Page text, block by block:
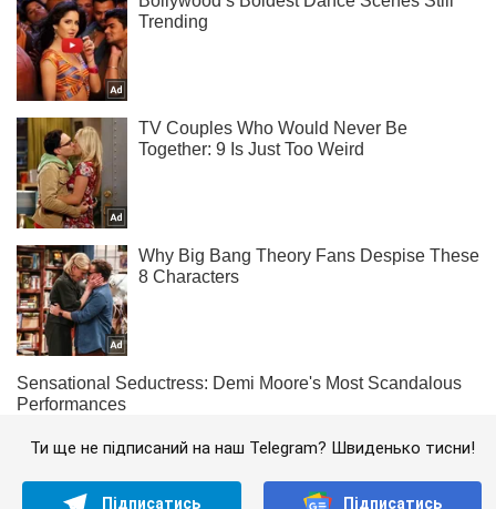
Ти ще не підписаний на наш Telegram? Швиденько тисни!
Підписатись Підписатись